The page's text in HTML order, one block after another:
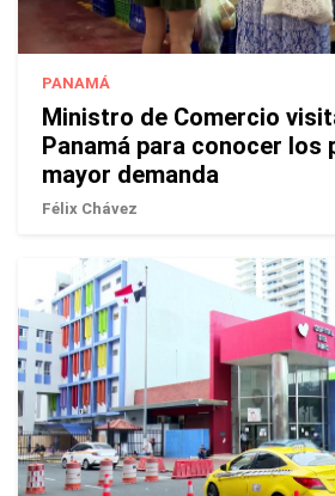
PANAMÁ
Ministro de Comercio
Panamá para conocer los
mayor demanda
Félix Chávez